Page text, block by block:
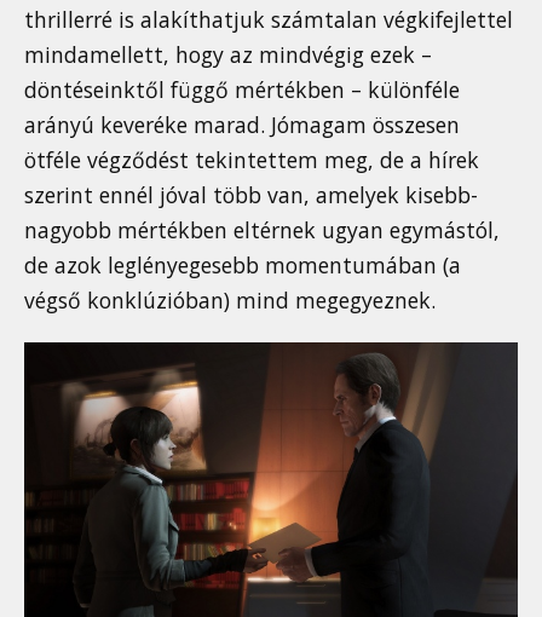
thrillerré is alakíthatjuk számtalan végkifejlettel
mindamellett, hogy az mindvégig ezek –
döntéseinktől függő mértékben – különféle
arányú keveréke marad. Jómagam összesen
ötféle végződést tekintettem meg, de a hírek
szerint ennél jóval több van, amelyek kisebb-
nagyobb mértékben eltérnek ugyan egymástól,
de azok leglényegesebb momentumában (a
végső konklúzióban) mind megegyeznek.